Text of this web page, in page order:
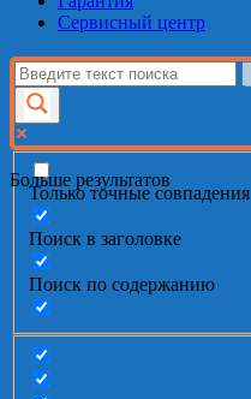
Сервисный центр
Больше результатов
Только точные совпадения
Поиск в заголовке
Поиск по содержанию